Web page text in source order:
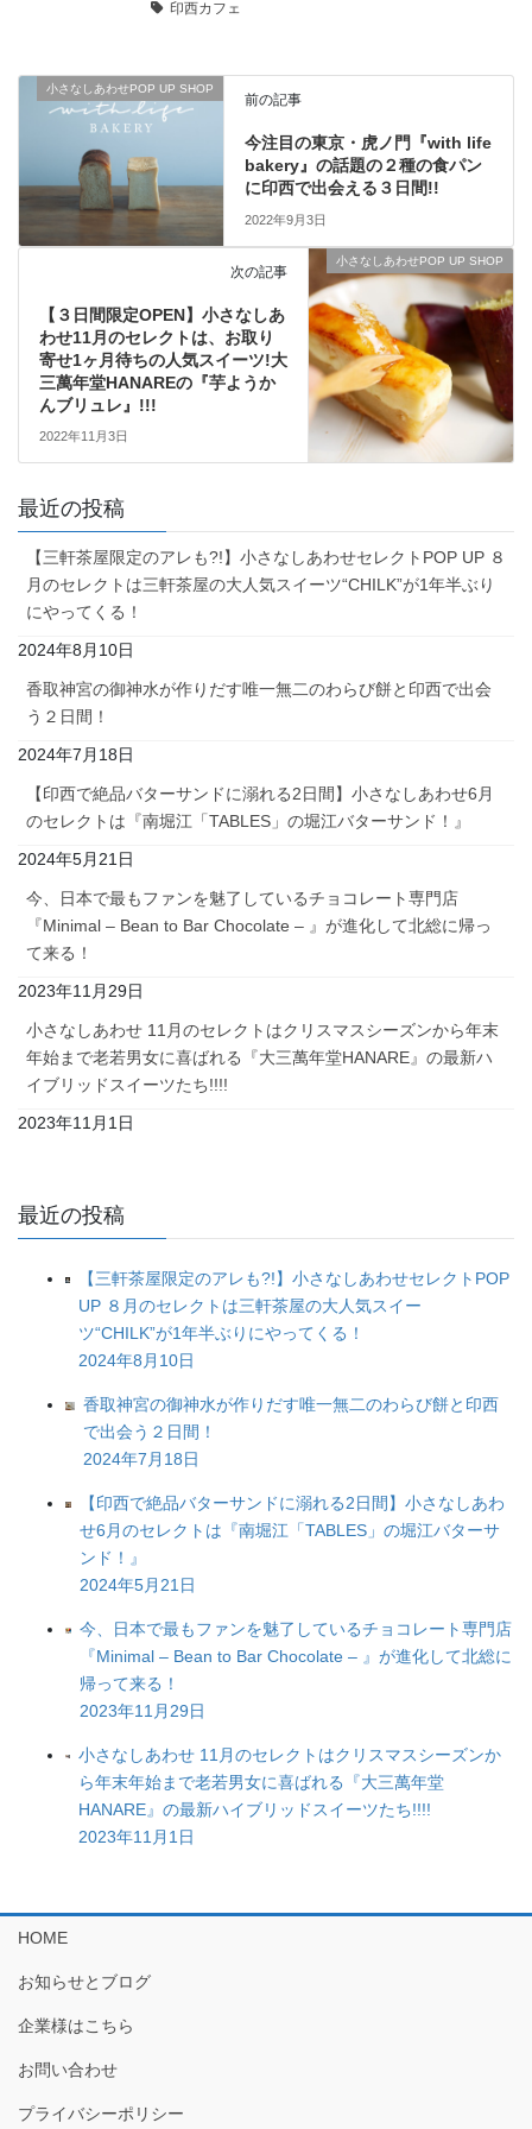
印西カフェ
小さなしあわせPOP UP SHOP
前の記事
今注目の東京・虎ノ門『with life
bakery』の話題の２種の食パン
に印西で出会える３日間!!
2022年9月3日
小さなしあわせPOP UP SHOP
次の記事
【３日間限定OPEN】小さなしあ
わせ11月のセレクトは、お取り
寄せ1ヶ月待ちの人気スイーツ!大
三萬年堂HANAREの『芋ようか
んブリュレ』!!!
2022年11月3日
最近の投稿
【三軒茶屋限定のアレも?!】小さなしあわせセレクトPOP UP ８
月のセレクトは三軒茶屋の大人気スイーツ“CHILK”が1年半ぶり
にやってくる！
2024年8月10日
香取神宮の御神水が作りだす唯一無二のわらび餅と印西で出会
う２日間！
2024年7月18日
【印西で絶品バターサンドに溺れる2日間】小さなしあわせ6月
のセレクトは『南堀江「TABLES」の堀江バターサンド！』
2024年5月21日
今、日本で最もファンを魅了しているチョコレート専門店
『Minimal – Bean to Bar Chocolate – 』が進化して北総に帰っ
て来る！
2023年11月29日
小さなしあわせ 11月のセレクトはクリスマスシーズンから年末
年始まで老若男女に喜ばれる『大三萬年堂HANARE』の最新ハ
イブリッドスイーツたち!!!!
2023年11月1日
最近の投稿
【三軒茶屋限定のアレも?!】小さなしあわせセレクトPOP
UP ８月のセレクトは三軒茶屋の大人気スイー
ツ“CHILK”が1年半ぶりにやってくる！
2024年8月10日
香取神宮の御神水が作りだす唯一無二のわらび餅と印西
で出会う２日間！
2024年7月18日
【印西で絶品バターサンドに溺れる2日間】小さなしあわ
せ6月のセレクトは『南堀江「TABLES」の堀江バターサ
ンド！』
2024年5月21日
今、日本で最もファンを魅了しているチョコレート専門店
『Minimal – Bean to Bar Chocolate – 』が進化して北総に
帰って来る！
2023年11月29日
小さなしあわせ 11月のセレクトはクリスマスシーズンか
ら年末年始まで老若男女に喜ばれる『大三萬年堂
HANARE』の最新ハイブリッドスイーツたち!!!!
2023年11月1日
HOME
お知らせとブログ
企業様はこちら
お問い合わせ
プライバシーポリシー